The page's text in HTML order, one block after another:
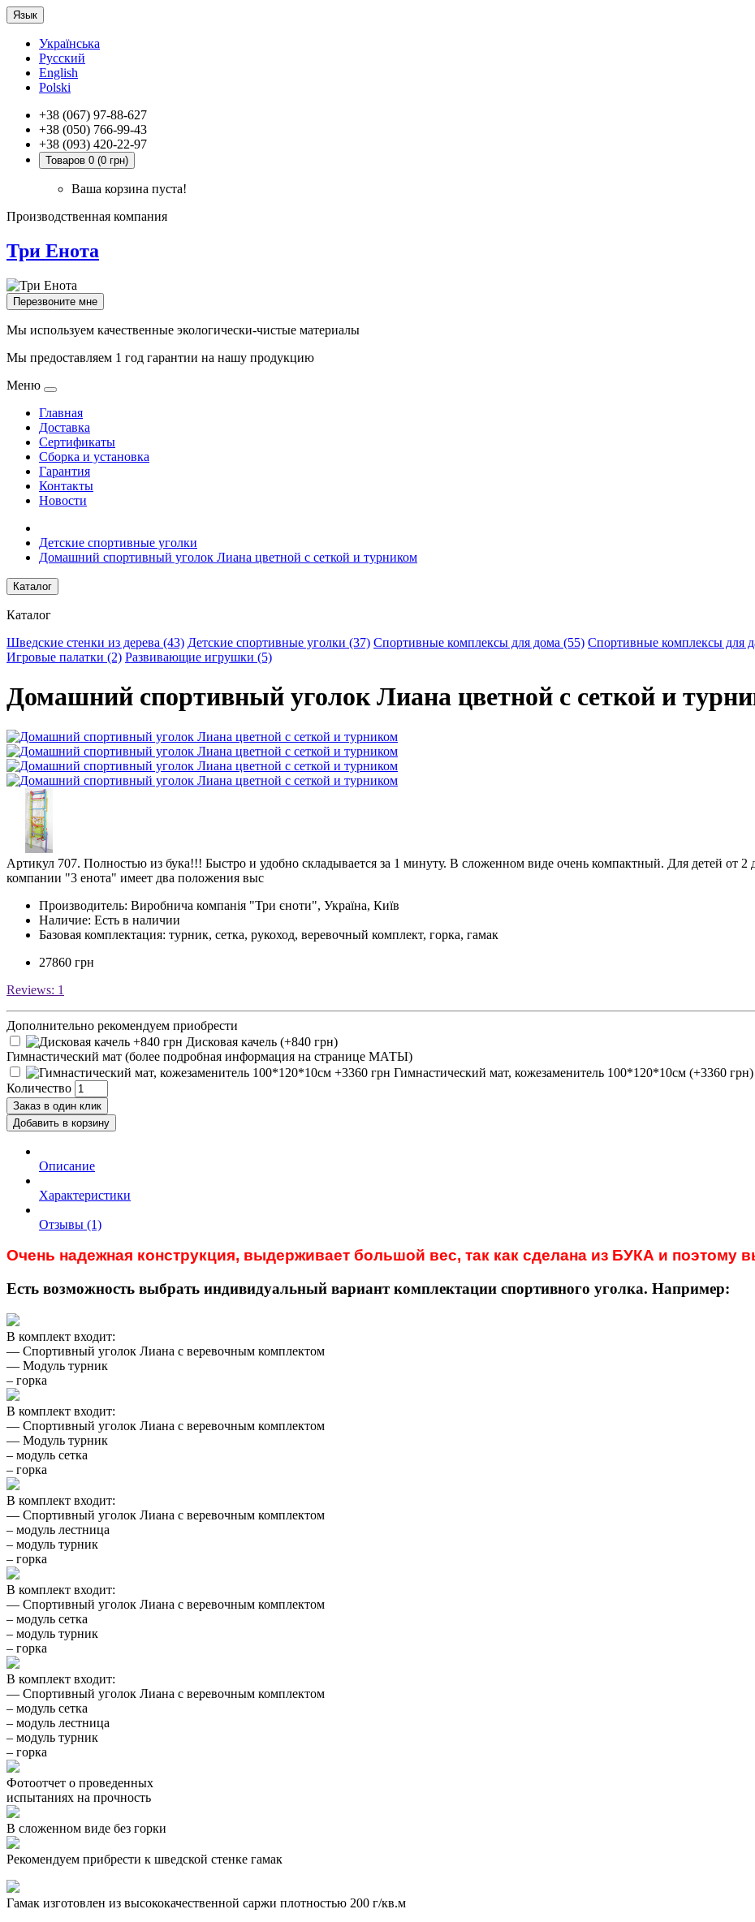
Язык
Українська
Русский
English
Polski
+38 (067) 97-88-627
+38 (050) 766-99-43
+38 (093) 420-22-97
Товаров 0 (0 грн)
Ваша корзина пуста!
Производственная компания
Три Енота
Перезвоните мне
Мы используем качественные экологически-чистые материалы
Мы предоставляем 1 год гарантии на нашу продукцию
Меню
Главная
Доставка
Сертификаты
Сборка и установка
Гарантия
Контакты
Новости
Детские спортивные уголки
Домашний спортивный уголок Лиана цветной с сеткой и турником
Каталог
Каталог
Шведские стенки из дерева (43) Детские спортивные уголки (37) Спортивные комплексы для дома (55) Спортивные комплексы для
Игровые палатки (2) Развивающие игрушки (5)
Домашний спортивный уголок Лиана цветной с сеткой и
Артикул 707. Полностью из бука!!! Быстро и удобно складывается за 1 минуту. В сложенном виде очень компактный. Для детей от
компании "3 енота" имеет два положения выс
Производитель: Виробнича компанія "Три єноти", Україна, Київ
Наличие: Есть в наличии
Базовая комплектация: турник, сетка, рукоход, веревочный комплект, горка, гамак
27860 грн
Reviews: 1
Дополнительно рекомендуем приобрести
Дисковая качель (+840 грн)
Гимнастический мат (более подробная информация на странице МАТЫ)
Гимнастический мат, кожезаменитель 100*120*10см (+3360 грн)
Количество
Заказ в один клик
Добавить в корзину
Описание
Характеристики
Отзывы (1)
Очень надежная конструкция, выдерживает большой вес, так как сделана из БУКА и поэтому
Есть возможность выбрать индивидуальный вариант комплектации спортивного уголка. Например:
В комплект входит:
— Спортивный уголок Лиана с веревочным комплектом
— Модуль турник
– горка
В комплект входит:
— Спортивный уголок Лиана с веревочным комплектом
— Модуль турник
– модуль сетка
– горка
В комплект входит:
— Спортивный уголок Лиана с веревочным комплектом
– модуль лестница
– модуль турник
– горка
В комплект входит:
— Спортивный уголок Лиана с веревочным комплектом
– модуль сетка
– модуль турник
– горка
В комплект входит:
— Спортивный уголок Лиана с веревочным комплектом
– модуль сетка
– модуль лестница
– модуль турник
– горка
Фотоотчет о проведенных
испытаниях на прочность
В сложенном виде без горки
Рекомендуем прибрести к шведской стенке гамак
Гамак изготовлен из высококачественной саржи плотностью 200 г/кв.м